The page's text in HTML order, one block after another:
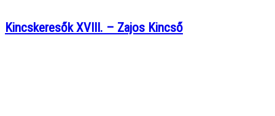
Kincskeresők XVIII. – Zajos Kincső